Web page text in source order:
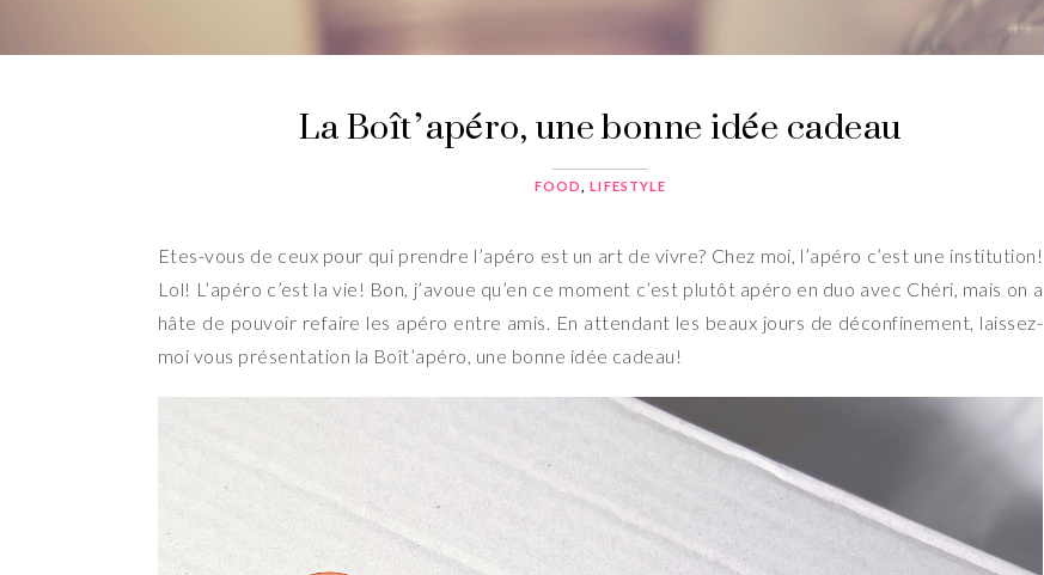
La Boît’apéro, une bonne idée cadeau
FOOD ,LIFESTYLE
Etes-vous de ceux pour qui prendre l’apéro est un art de vivre? Chez moi, l’apéro c’est une institution!
Lol! L’apéro c’est la vie! Bon, j’avoue qu’en ce moment c’est plutôt apéro en duo avec Chéri, mais on a
hâte de pouvoir refaire les apéro entre amis. En attendant les beaux jours de déconfinement, laissez-
moi vous présentation la Boît’apéro, une bonne idée cadeau!